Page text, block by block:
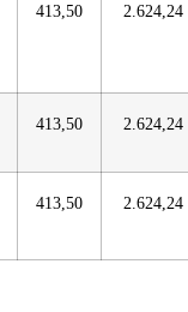
413,50 2.624,24
413,50 2.624,24
413,50 2.624,24